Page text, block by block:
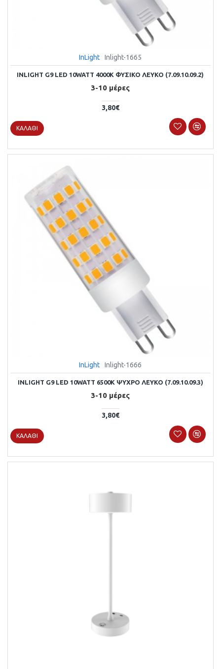
InLight Inlight-1665
INLIGHT G9 LED 10WATT 4000Κ ΦΥΣΙΚΌ ΛΕΥΚΌ (7.09.10.09.2)
3-10 μέρες
3,80€
ΚΑΛΆΘΙ
InLight Inlight-1666
INLIGHT G9 LED 10WATT 6500Κ ΨΥΧΡΌ ΛΕΥΚΌ (7.09.10.09.3)
3-10 μέρες
3,80€
ΚΑΛΆΘΙ